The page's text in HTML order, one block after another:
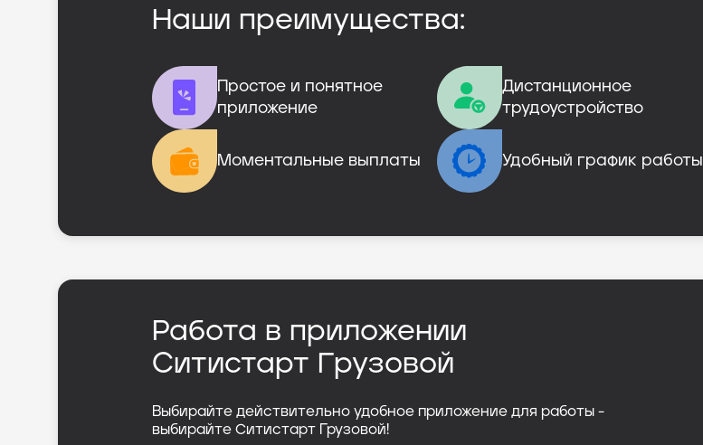
Наши преимущества:
Простое и понятное
приложение
Дистанционное
трудоустройство
Моментальные выплаты Удобный график работы
Работа в приложении
Ситистарт Грузовой
Выбирайте действительно удобное приложение для работы -
выбирайте Ситистарт Грузовой!